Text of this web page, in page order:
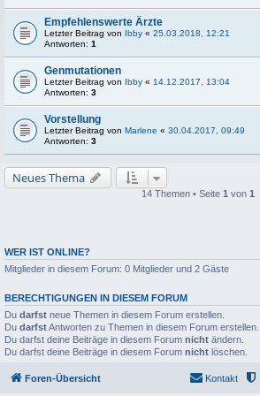
Empfehlenswerte Ärzte
Letzter Beitrag von Ibby « 25.03.2018, 12:21
Antworten: 1
Genmutationen
Letzter Beitrag von Ibby « 14.12.2017, 13:04
Antworten: 3
Vorstellung
Letzter Beitrag von Marlene « 30.04.2017, 09:49
Antworten: 3
Neues Thema
14 Themen • Seite 1 von 1
WER IST ONLINE?
Mitglieder in diesem Forum: 0 Mitglieder und 2 Gäste
BERECHTIGUNGEN IN DIESEM FORUM
Du darfst neue Themen in diesem Forum erstellen.
Du darfstAntworten zu Themen in diesem Forum erstellen.
Du darfst deine Beiträge in diesem Forum nicht ändern.
Du darfst deine Beiträge in diesem Forum nicht löschen.
Foren-Übersicht Kontakt